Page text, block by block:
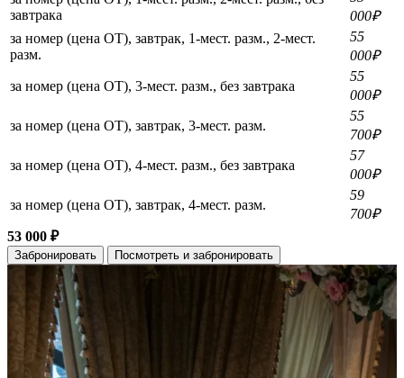
завтрака
000₽
за номер (цена ОТ), завтрак, 1-мест. разм., 2-мест.
разм.
55
000₽
за номер (цена ОТ), 3-мест. разм., без завтрака
55
000₽
за номер (цена ОТ), завтрак, 3-мест. разм.
55
700₽
за номер (цена ОТ), 4-мест. разм., без завтрака
57
000₽
за номер (цена ОТ), завтрак, 4-мест. разм.
59
700₽
53 000 ₽
Забронировать Посмотреть и забронировать